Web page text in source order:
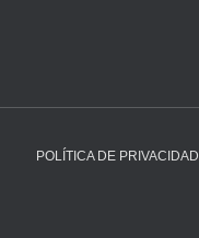
POLÍTICA DE PRIVACIDAD